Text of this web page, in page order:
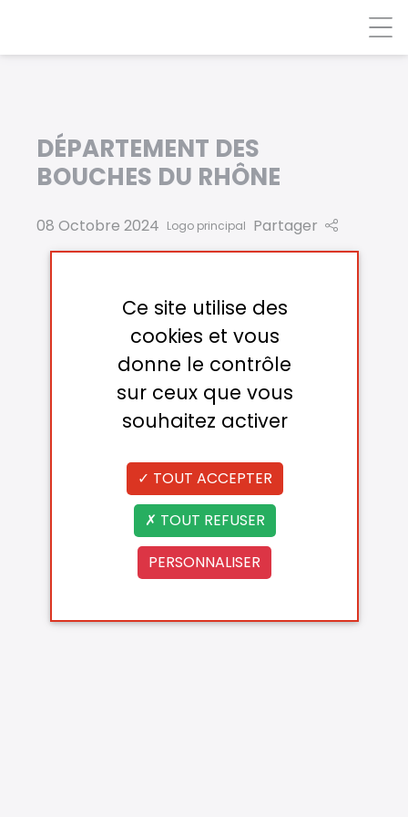
DÉPARTEMENT DES
BOUCHES DU RHÔNE
08 Octobre 2024 Logo principal Partager
Ce site utilise des
cookies et vous
donne le contrôle
sur ceux que vous
souhaitez activer
TOUT ACCEPTER
TOUT REFUSER
PERSONNALISER